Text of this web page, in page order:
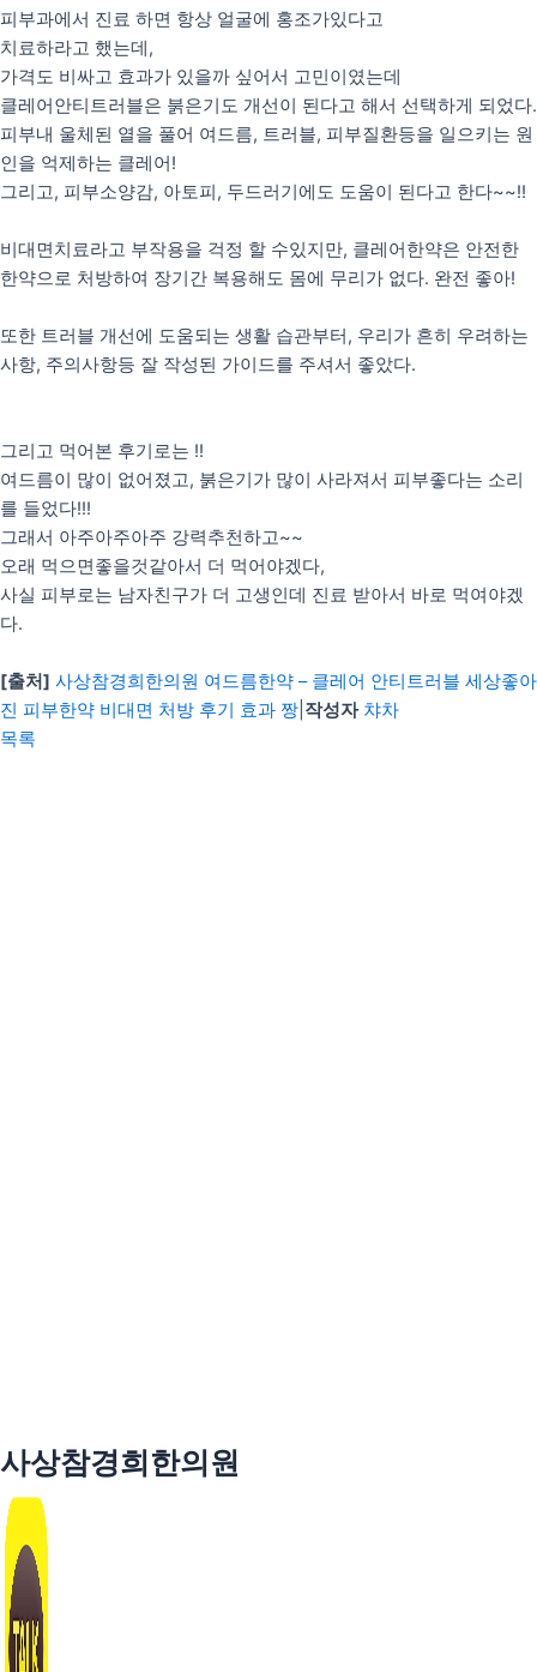
피부과에서 진료 하면 항상 얼굴에 홍조가있다고
치료하라고 했는데,
가격도 비싸고 효과가 있을까 싶어서 고민이였는데
클레어안티트러블은 붉은기도 개선이 된다고 해서 선택하게 되었다.
피부내 울체된 열을 풀어 여드름, 트러블, 피부질환등을 일으키는 원
인을 억제하는 클레어!
그리고, 피부소양감, 아토피, 두드러기에도 도움이 된다고 한다~~!!
비대면치료라고 부작용을 걱정 할 수있지만, 클레어한약은 안전한
한약으로 처방하여 장기간 복용해도 몸에 무리가 없다. 완전 좋아!
또한 트러블 개선에 도움되는 생활 습관부터, 우리가 흔히 우려하는
사항, 주의사항등 잘 작성된 가이드를 주셔서 좋았다.
그리고 먹어본 후기로는 !!
여드름이 많이 없어졌고, 붉은기가 많이 사라져서 피부좋다는 소리
를 들었다!!!
그래서 아주아주아주 강력추천하고~~
오래 먹으면좋을것같아서 더 먹어야겠다,
사실 피부로는 남자친구가 더 고생인데 진료 받아서 바로 먹여야겠
다.
[출처] 사상참경희한의원 여드름한약 – 클레어 안티트러블 세상좋아
진 피부한약 비대면 처방 후기 효과 짱 작성자 챠차
목록
사상참경희한의원